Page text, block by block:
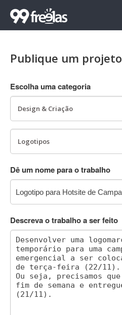
Publique um projeto
Escolha uma categoria
Dê um nome para o trabalho
Descreva o trabalho a ser feito